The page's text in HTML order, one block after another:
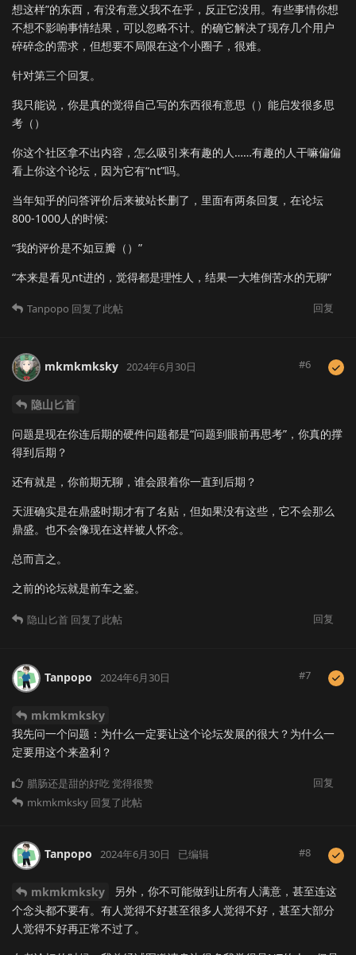
想这样”的东西，有没有意义我不在乎，反正它没用。有些事情你想
不想不影响事情结果，可以忽略不计。的确它解决了现存几个用户
碎碎念的需求，但想要不局限在这个小圈子，很难。
针对第三个回复。
我只能说，你是真的觉得自己写的东西很有意思（）能启发很多思
考（）
你这个社区拿不出内容，怎么吸引来有趣的人……有趣的人干嘛偏偏
看上你这个论坛，因为它有“nt”吗。
当年知乎的问答评价后来被站长删了，里面有两条回复，在论坛
800-1000人的时候:
“我的评价是不如豆瓣（）”
“本来是看见nt进的，觉得都是理性人，结果一大堆倒苦水的无聊”
回复
Tanpopo 回复了此帖
mkmkmksky 2024年6月30日 #6
隐山匕首
问题是现在你连后期的硬件问题都是“问题到眼前再思考”，你真的撑
得到后期？
还有就是，你前期无聊，谁会跟着你一直到后期？
天涯确实是在鼎盛时期才有了名贴，但如果没有这些，它不会那么
鼎盛。也不会像现在这样被人怀念。
总而言之。
之前的论坛就是前车之鉴。
回复
隐山匕首 回复了此帖
Tanpopo 2024年6月30日 #7
mkmkmksky
我先问一个问题：为什么一定要让这个论坛发展的很大？为什么一
定要用这个来盈利？
回复
腊肠还是甜的好吃觉得很赞
mkmkmksky 回复了此帖
Tanpopo 2024年6月30日 已编辑 #8
mkmkmksky
另外，你不可能做到让所有人满意，甚至连这
个念头都不要有。有人觉得不好甚至很多人觉得不好，甚至大部分
人觉得不好再正常不过了。